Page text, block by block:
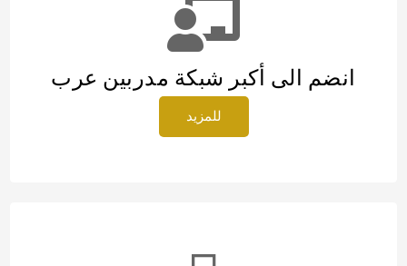
انضم الى أكبر شبكة مدربين عرب
للمزيد